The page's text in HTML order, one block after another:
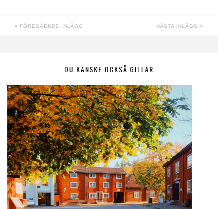
FÖREGÅENDE INLÄGG NÄSTA INLÄGG
DU KANSKE OCKSÅ GILLAR